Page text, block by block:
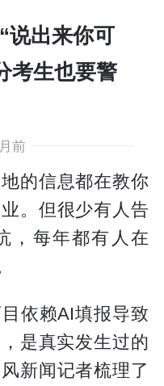
说出来你可
考生也要警
前
的信息都在教你
。但很少有人告
，每年都有人在
依赖AI填报导致
是真实发生过的
新闻记者梳理了